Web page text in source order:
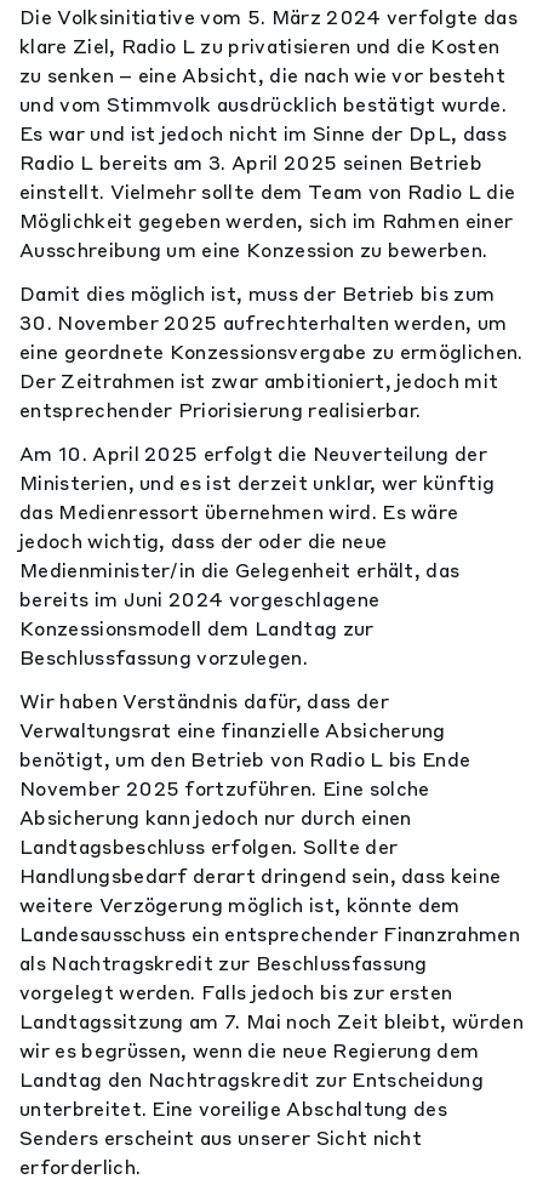
Die Volksinitiative vom 5. März 2024 verfolgte das
klare Ziel, Radio L zu privatisieren und die Kosten
zu senken – eine Absicht, die nach wie vor besteht
und vom Stimmvolk ausdrücklich bestätigt wurde.
Es war und ist jedoch nicht im Sinne der DpL, dass
Radio L bereits am 3. April 2025 seinen Betrieb
einstellt. Vielmehr sollte dem Team von Radio L die
Möglichkeit gegeben werden, sich im Rahmen einer
Ausschreibung um eine Konzession zu bewerben.
Damit dies möglich ist, muss der Betrieb bis zum
30. November 2025 aufrechterhalten werden, um
eine geordnete Konzessionsvergabe zu ermöglichen.
Der Zeitrahmen ist zwar ambitioniert, jedoch mit
entsprechender Priorisierung realisierbar.
Am 10. April 2025 erfolgt die Neuverteilung der
Ministerien, und es ist derzeit unklar, wer künftig
das Medienressort übernehmen wird. Es wäre
jedoch wichtig, dass der oder die neue
Medienminister/in die Gelegenheit erhält, das
bereits im Juni 2024 vorgeschlagene
Konzessionsmodell dem Landtag zur
Beschlussfassung vorzulegen.
Wir haben Verständnis dafür, dass der
Verwaltungsrat eine finanzielle Absicherung
benötigt, um den Betrieb von Radio L bis Ende
November 2025 fortzuführen. Eine solche
Absicherung kann jedoch nur durch einen
Landtagsbeschluss erfolgen. Sollte der
Handlungsbedarf derart dringend sein, dass keine
weitere Verzögerung möglich ist, könnte dem
Landesausschuss ein entsprechender Finanzrahmen
als Nachtragskredit zur Beschlussfassung
vorgelegt werden. Falls jedoch bis zur ersten
Landtagssitzung am 7. Mai noch Zeit bleibt, würden
wir es begrüssen, wenn die neue Regierung dem
Landtag den Nachtragskredit zur Entscheidung
unterbreitet. Eine voreilige Abschaltung des
Senders erscheint aus unserer Sicht nicht
erforderlich.